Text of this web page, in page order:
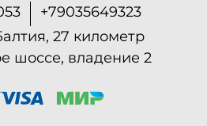
+79035649323
27 километр
шоссе, владение 2